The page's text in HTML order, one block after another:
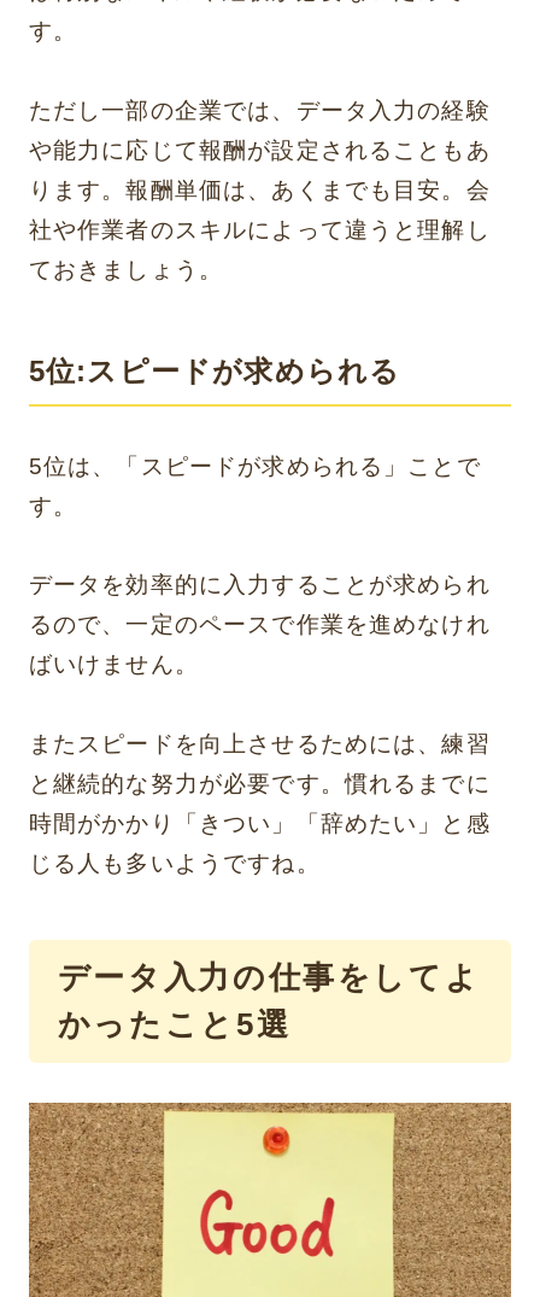
す。
ただし一部の企業では、データ入力の経験
や能力に応じて報酬が設定されることもあ
ります。報酬単価は、あくまでも目安。会
社や作業者のスキルによって違うと理解し
ておきましょう。
5位:スピードが求められる
5位は、「スピードが求められる」ことで
す。
データを効率的に入力することが求められ
るので、一定のペースで作業を進めなけれ
ばいけません。
またスピードを向上させるためには、練習
と継続的な努力が必要です。慣れるまでに
時間がかかり「きつい」「辞めたい」と感
じる人も多いようですね。
データ入力の仕事をしてよ
かったこと5選